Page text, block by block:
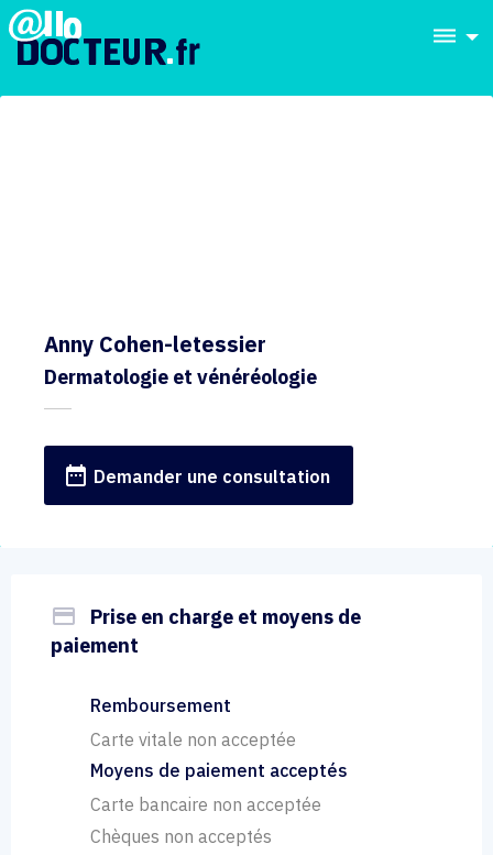
dehaze
Anny Cohen-letessier
Dermatologie et vénéréologie
date_range Demander une consultation
payment
Prise en charge et moyens de
paiement
Remboursement
Carte vitale non acceptée
Moyens de paiement acceptés
Carte bancaire non acceptée
Chèques non acceptés